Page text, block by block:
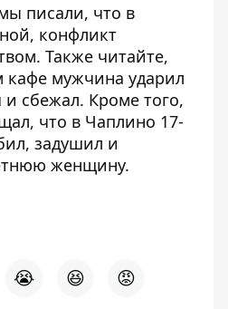
писали, что в
конфликт
. Также читайте,
кафе мужчина ударил
и сбежал. Кроме того,
что в Чаплино 17-
задушил и
женщину.
😭 😆 😡